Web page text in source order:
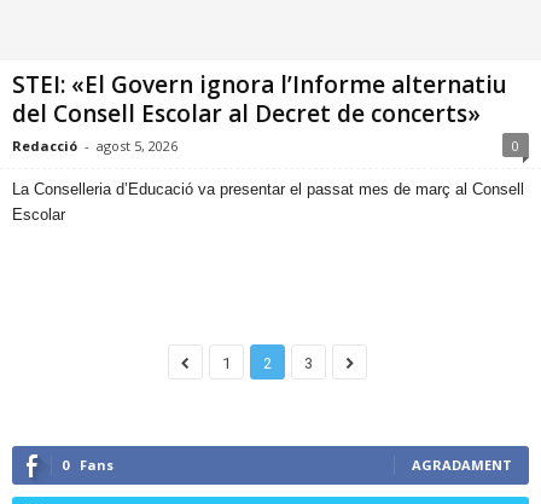
STEI: «El Govern ignora l’Informe alternatiu
del Consell Escolar al Decret de concerts»
Redacció - agost 5, 2026 0
​La Conselleria d’Educació va presentar el passat mes de març al Consell
Escolar
1 2 3
0 Fans AGRADAMENT